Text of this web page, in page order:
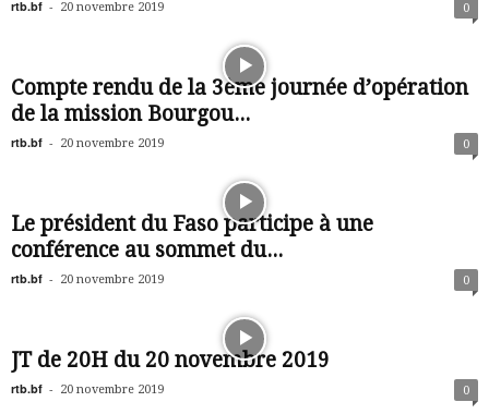
rtb.bf - 20 novembre 2019 0
Compte rendu de la 3ème journée d’opération
de la mission Bourgou...
rtb.bf - 20 novembre 2019 0
Le président du Faso participe à une
conférence au sommet du...
rtb.bf - 20 novembre 2019 0
JT de 20H du 20 novembre 2019
rtb.bf - 20 novembre 2019 0